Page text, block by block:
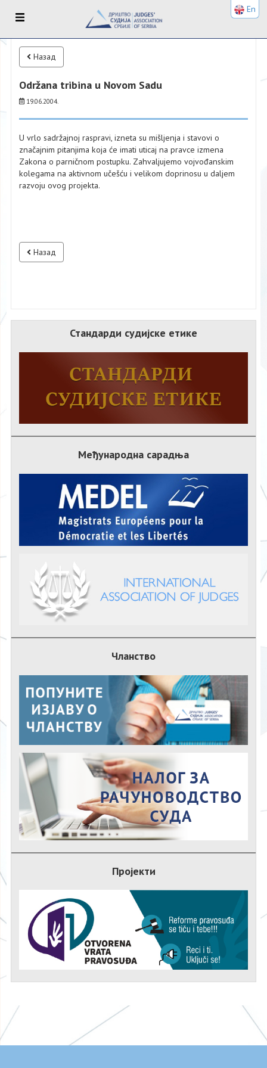
Назад
Održana tribina u Novom Sadu
19.06.2004.
U vrlo sadržajnoj raspravi, izneta su mišljenja i stavovi o
značajnim pitanjima koja će imati uticaj na pravce izmena
Zakona o parničnom postupku. Zahvaljujemo vojvođanskim
kolegama na aktivnom učešću i velikom doprinosu u daljem
razvoju ovog projekta.
Назад
Стандарди судијске етике
Међународна сарадња
Чланство
Пројекти
En